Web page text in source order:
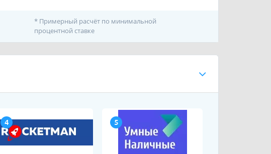
* Примерный расчёт по минимальной
процентной ставке
4 5